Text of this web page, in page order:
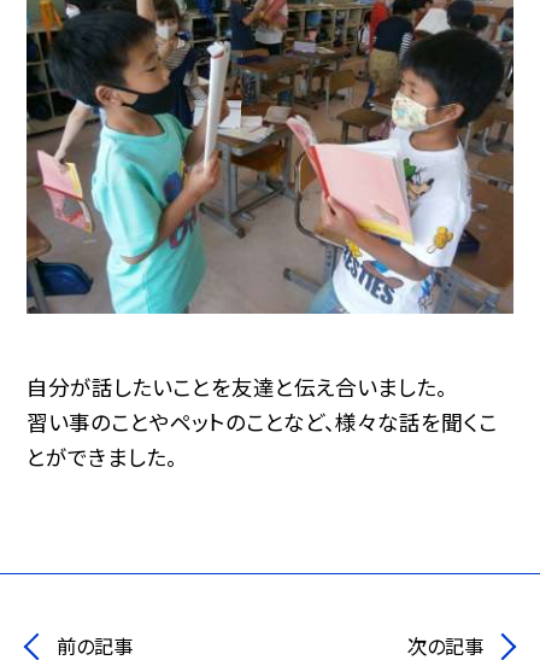
自分が話したいことを友達と伝え合いました。
習い事のことやペットのことなど、様々な話を聞くこ
とができました。
前の記事 次の記事